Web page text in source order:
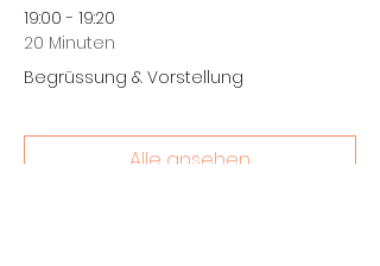
19:00 - 19:20
20 Minuten
Begrüssung & Vorstellung
Alle ansehen